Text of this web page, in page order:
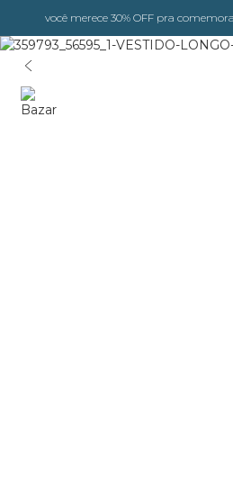
você merece 30% OFF pra